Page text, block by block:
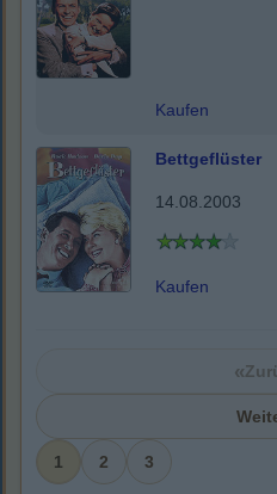
Kaufen
Bettgeflüster
14.08.2003
Kaufen
«
1 2 3